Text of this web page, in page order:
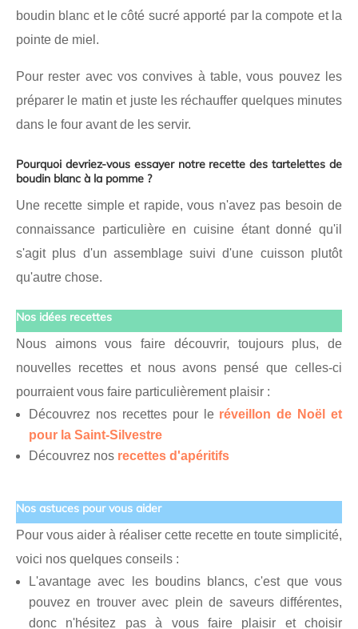
boudin blanc et le côté sucré apporté par la compote et la
pointe de miel.
Pour rester avec vos convives à table, vous pouvez les
préparer le matin et juste les réchauffer quelques minutes
dans le four avant de les servir.
Pourquoi devriez-vous essayer notre recette des tartelettes de
boudin blanc à la pomme ?
Une recette simple et rapide, vous n'avez pas besoin de
connaissance particulière en cuisine étant donné qu'il
s'agit plus d'un assemblage suivi d'une cuisson plutôt
qu'autre chose.
Nos idées recettes
Nous aimons vous faire découvrir, toujours plus, de
nouvelles recettes et nous avons pensé que celles-ci
pourraient vous faire particulièrement plaisir :
Découvrez nos recettes pour le réveillon de Noël et
pour la Saint-Silvestre
Découvrez nos recettes d'apéritifs
Nos astuces pour vous aider
Pour vous aider à réaliser cette recette en toute simplicité,
voici nos quelques conseils :
L'avantage avec les boudins blancs, c'est que vous
pouvez en trouver avec plein de saveurs différentes,
donc n'hésitez pas à vous faire plaisir et choisir